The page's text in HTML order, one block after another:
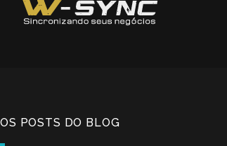
POSTS DO BLOG